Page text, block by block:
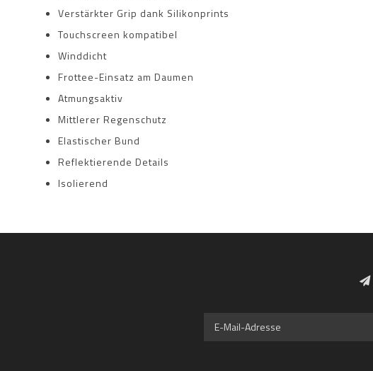
Verstärkter Grip dank Silikonprints
Touchscreen kompatibel
Winddicht
Frottee-Einsatz am Daumen
Atmungsaktiv
Mittlerer Regenschutz
Elastischer Bund
Reflektierende Details
Isolierend